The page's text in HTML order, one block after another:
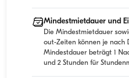
Mindestmietdauer und
Die Mindestmietdauer
out-Zeiten können je nach
Mindestdauer beträgt 1
und 2 Stunden für